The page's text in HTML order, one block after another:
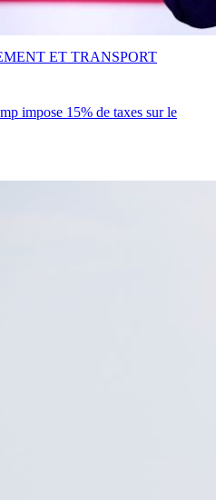
impose 15% de taxes sur le
ET TRANSPORT